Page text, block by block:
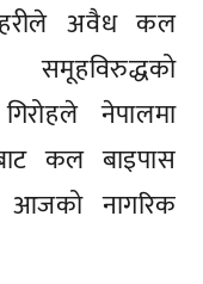
अवैध कल
नेपालमा
कल बाइपास
नागरिक